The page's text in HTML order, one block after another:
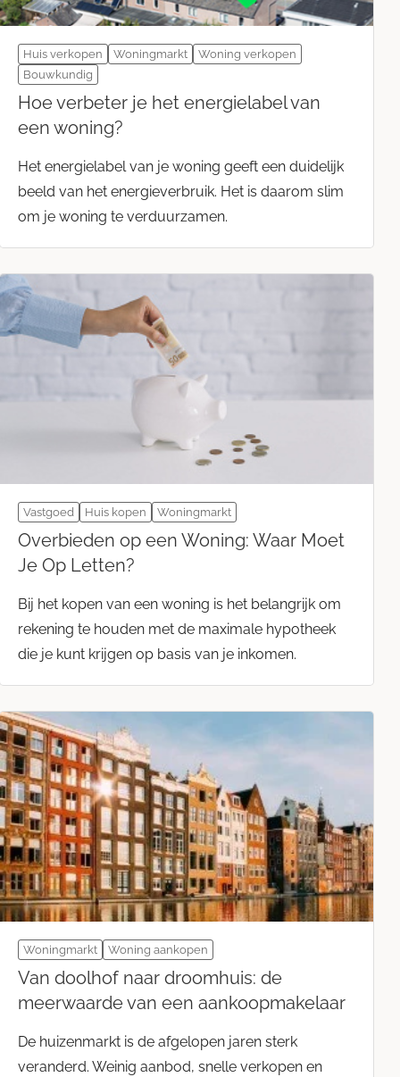
Huis verkopen Woningmarkt
Woning verkopen
Bouwkundig
Hoe verbeter je het energielabel van
een woning?
Het energielabel van je woning geeft een duidelijk
beeld van het energieverbruik. Het is daarom slim
om je woning te verduurzamen.
Vastgoed Huis kopen Woningmarkt
Overbieden op een Woning: Waar Moet
Je Op Letten?
Bij het kopen van een woning is het belangrijk om
rekening te houden met de maximale hypotheek
die je kunt krijgen op basis van je inkomen.
Woningmarkt Woning aankopen
Van doolhof naar droomhuis: de
meerwaarde van een aankoopmakelaar
De huizenmarkt is de afgelopen jaren sterk
veranderd. Weinig aanbod, snelle verkopen en